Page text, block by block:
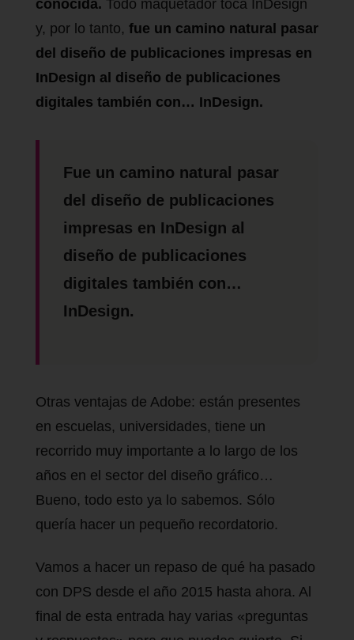
conocida. Todo maquetador toca InDesign
y, por lo tanto, fue un camino natural pasar
del diseño de publicaciones impresas en
InDesign al diseño de publicaciones
digitales también con… InDesign.
Fue un camino natural pasar
del diseño de publicaciones
impresas en InDesign al
diseño de publicaciones
digitales también con…
InDesign.
Otras ventajas de Adobe: están presentes
en escuelas, universidades, tiene un
recorrido muy importante a lo largo de los
años en el sector del diseño gráfico…
Bueno, todo esto ya lo sabemos. Sólo
quería hacer un pequeño recordatorio.
Vamos a hacer un repaso de qué ha pasado
con DPS desde el año 2015 hasta ahora. Al
final de esta entrada hay varias «preguntas